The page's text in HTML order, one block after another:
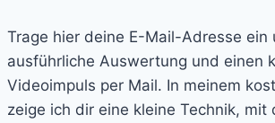
Trage hier deine E-Mail-Adresse ein
ausführliche Auswertung und einen
Videoimpuls per Mail. In meinem
zeige ich dir eine kleine Technik, mit